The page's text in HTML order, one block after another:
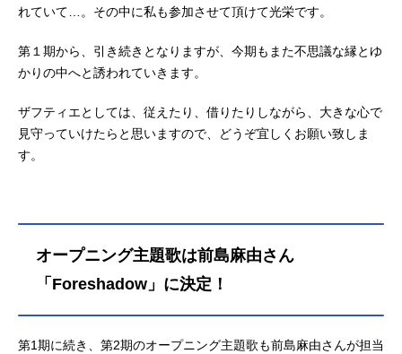
れていて…。その中に私も参加させて頂けて光栄です。
第１期から、引き続きとなりますが、今期もまた不思議な縁とゆ
かりの中へと誘われていきます。
ザフティエとしては、従えたり、借りたりしながら、大きな心で
見守っていけたらと思いますので、どうぞ宜しくお願い致しま
す。
オープニング主題歌は前島麻由さん
「Foreshadow」に決定！
第1期に続き、第2期のオープニング主題歌も前島麻由さんが担当